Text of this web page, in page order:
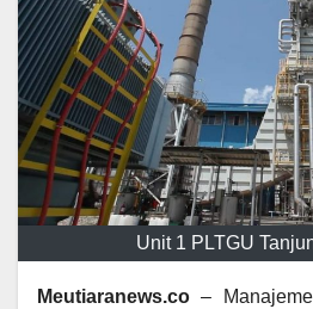
Unit 1 PLTGU
Meutiaranews.co –